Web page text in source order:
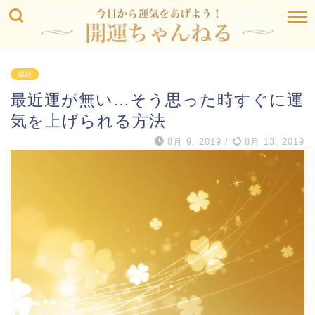
縁起
最近運が無い…そう思った時すぐに運
気を上げられる方法
8月 9, 2019 / 8月 13, 2019